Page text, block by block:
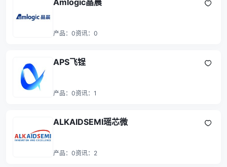
Amlogic晶晨
产品： 0资讯： 0
APS飞锃
产品： 0资讯： 1
ALKAIDSEMI瑶芯微
产品： 0资讯： 2